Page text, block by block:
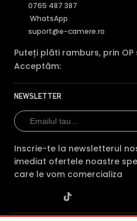
0765 487 387
WhatsApp
suport@e-camere.ro
Puteți plăti ramburs, prin
Acceptăm:
NEWSLETTER
Inscrie-te la newsletterul
imediat ofertele noastre
care le vom comercializa